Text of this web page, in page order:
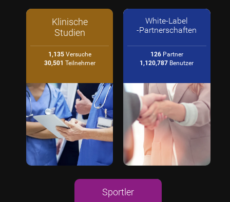
Klinische
Studien
1,135Versuche
30,501 Teilnehmer
White-Label
-Partnerschaften
126Partner
1,120,787 Benutzer
Sportler